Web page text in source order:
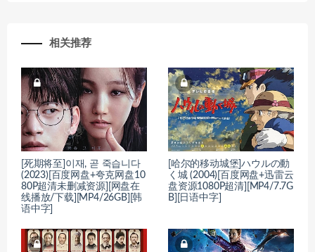
相关推荐
[死期将至]이재, 곧 죽습니다
(2023)[百度网盘+夸克网盘10
80P超清未删减资源][网盘在
线播放/下载][MP4/26GB][韩
语中字]
[哈尔的移动城堡]ハウルの動
く城 (2004)[百度网盘+迅雷云
盘资源1080P超清][MP4/7.7G
B][日语中字]